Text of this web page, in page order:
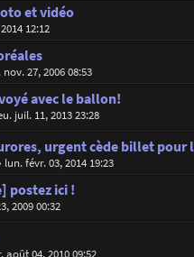
et vidéo
12:12
nov. 27, 2006 08:53
avec le ballon!
juil. 11, 2013 23:28
urgent cède billet pour
lun. févr. 03, 2014 19:23
postez ici !
2009 00:32